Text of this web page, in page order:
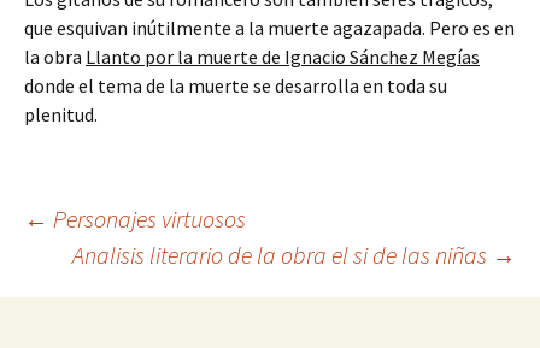
que esquivan inútilmente a la muerte agazapada. Pero es en
la obra Llanto por la muerte de Ignacio Sánchez Megías
donde el tema de la muerte se desarrolla en toda su
plenitud.
Navegación
de
← Personajes virtuosos
Analisis literario de la obra el si de las niñas →